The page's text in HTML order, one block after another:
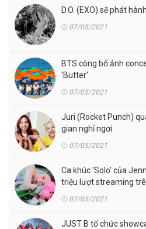
D.O. (EXO) sẽ phát
07/05/2021
BTS công bố ảnh
'Butter'
07/05/2021
Juri (Rocket Punch)
gian nghỉ ngơi
07/05/2021
Ca khúc 'Solo' của
triệu lượt streaming
07/05/2021
JUST B tổ chức